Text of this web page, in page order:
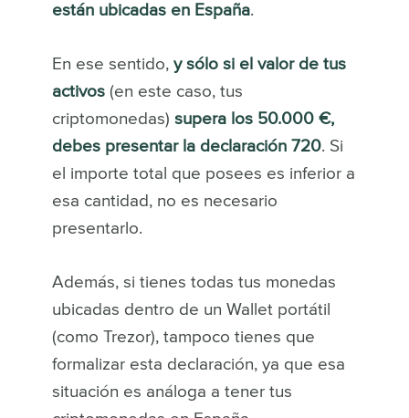
están ubicadas en España.
En ese sentido, y sólo si el valor de tus
activos(en este caso, tus
criptomonedas) supera los 50.000 €,
debes presentar la declaración 720. Si
el importe total que posees es inferior a
esa cantidad, no es necesario
presentarlo.
Además, si tienes todas tus monedas
ubicadas dentro de un Wallet portátil
(como Trezor), tampoco tienes que
formalizar esta declaración, ya que esa
situación es análoga a tener tus